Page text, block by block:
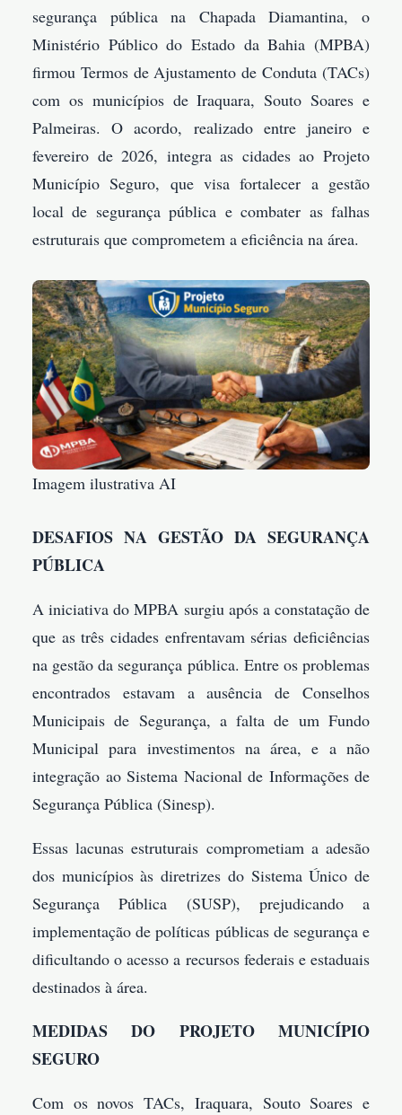
segurança pública na Chapada Diamantina, o
Ministério Público do Estado da Bahia (MPBA)
firmou Termos de Ajustamento de Conduta (TACs)
com os municípios de Iraquara, Souto Soares e
Palmeiras. O acordo, realizado entre janeiro e
fevereiro de 2026, integra as cidades ao Projeto
Município Seguro, que visa fortalecer a gestão
local de segurança pública e combater as falhas
estruturais que comprometem a eficiência na área.
Imagem ilustrativa AI
DESAFIOS NA GESTÃO DA SEGURANÇA
PÚBLICA
A iniciativa do MPBA surgiu após a constatação de
que as três cidades enfrentavam sérias deficiências
na gestão da segurança pública. Entre os problemas
encontrados estavam a ausência de Conselhos
Municipais de Segurança, a falta de um Fundo
Municipal para investimentos na área, e a não
integração ao Sistema Nacional de Informações de
Segurança Pública (Sinesp).
Essas lacunas estruturais comprometiam a adesão
dos municípios às diretrizes do Sistema Único de
Segurança Pública (SUSP), prejudicando a
implementação de políticas públicas de segurança e
dificultando o acesso a recursos federais e estaduais
destinados à área.
MEDIDAS DO PROJETO MUNICÍPIO
SEGURO
Com os novos TACs, Iraquara, Souto Soares e